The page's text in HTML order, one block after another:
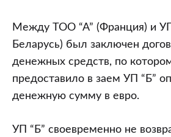
Между ТОО “А” (Франция) и
Беларусь) был заключен
денежных средств, по
предоставило в заем УП “Б”
денежную сумму в евро.
УП “Б” своевременно не